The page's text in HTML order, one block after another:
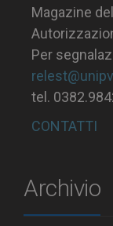
Magazine
Per
tel.
CONTATTI
Archivio